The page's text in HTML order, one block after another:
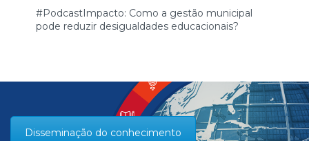
#PodcastImpacto: Como a gestão municipal
pode reduzir desigualdades educacionais?
Disseminação do conhecimento